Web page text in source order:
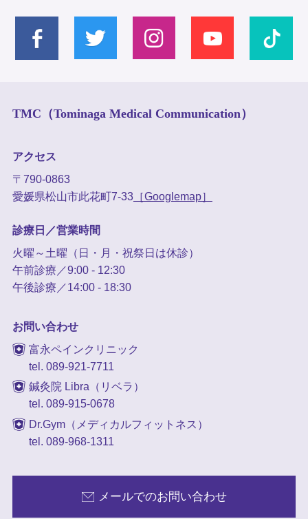
TMC（Tominaga Medical Communication）
アクセス
〒790-0863
愛媛県松山市此花町7-33［Googlemap］
診療日／営業時間
火曜～土曜（日・月・祝祭日は休診）
午前診療／9:00 - 12:30
午後診療／14:00 - 18:30
お問い合わせ
富永ペインクリニック
tel. 089-921-7711
鍼灸院 Libra（リベラ）
tel. 089-915-0678
Dr.Gym（メディカルフィットネス）
tel. 089-968-1311
メールでのお問い合わせ